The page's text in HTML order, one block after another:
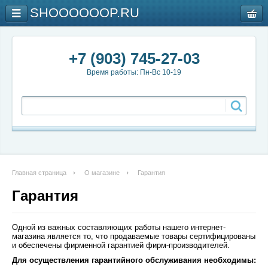
+7 (903) 745-27-03
Время работы: Пн-Вс 10-19
Главная страница О магазине Гарантия
Гарантия
Одной из важных составляющих работы нашего интернет-
магазина является то, что продаваемые товары сертифицированы
и обеспечены фирменной гарантией фирм-производителей.
Для осуществления гарантийного обслуживания необходимы:
SHOOOOOOP.RU